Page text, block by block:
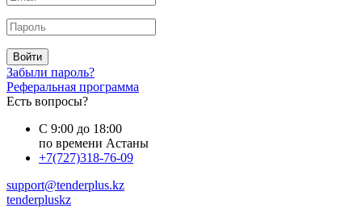
Войти
Забыли пароль?
Реферальная программа
Есть вопросы?
С 9:00 до 18:00
по времени Астаны
+7(727)318-76-09
support@tenderplus.kz
tenderpluskz